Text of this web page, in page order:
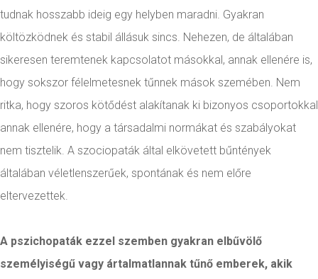
tudnak hosszabb ideig egy helyben maradni. Gyakran
költözködnek és stabil állásuk sincs. Nehezen, de általában
sikeresen teremtenek kapcsolatot másokkal, annak ellenére is,
hogy sokszor félelmetesnek tűnnek mások szemében. Nem
ritka, hogy szoros kötődést alakítanak ki bizonyos csoportokkal
annak ellenére, hogy a társadalmi normákat és szabályokat
nem tisztelik. A szociopaták által elkövetett bűntények
általában véletlenszerűek, spontának és nem előre
eltervezettek.
A pszichopaták ezzel szemben gyakran elbűvölő
személyiségű vagy ártalmatlannak tűnő emberek, akik